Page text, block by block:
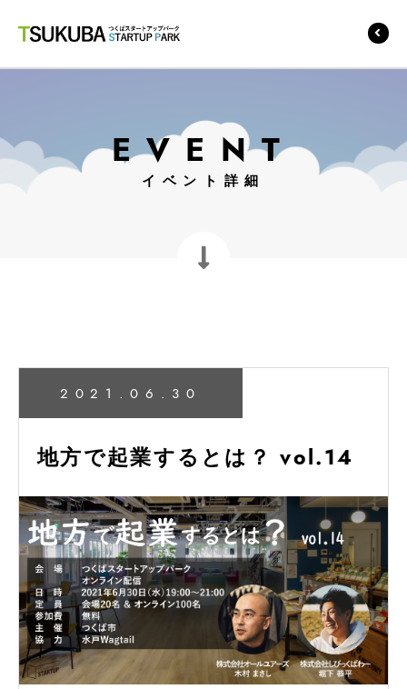
EVENT
イベント詳細
2021.06.30
地方で起業するとは？ vol.14